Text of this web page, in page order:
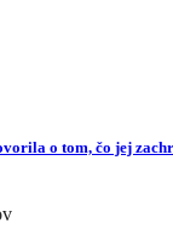
o tom, čo jej